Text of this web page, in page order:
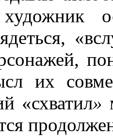
их
«схватил»